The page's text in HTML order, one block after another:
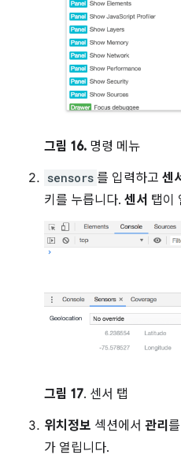
그림 16. 명령 메뉴
sensors 를 입력하고 센
키를 누릅니다. 센서 탭이
그림 17. 센서 탭
위치정보 섹션에서 관리
가 열립니다.